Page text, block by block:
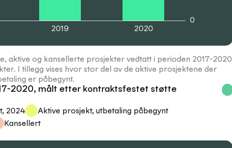
2019 2020
0
aktive og kansellerte prosjekter vedtatt i perioden 2017-2020
I tillegg vises hvor stor del av de aktive prosjektene der
er påbegynt.
2020, målt etter kontraktsfestet støtte
2024
Aktive prosjekt, utbetaling påbegynt
Kansellert